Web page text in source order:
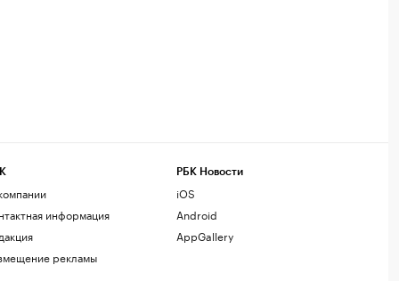
информация
рекламы
РБК Новости
iOS
Android
AppGallery